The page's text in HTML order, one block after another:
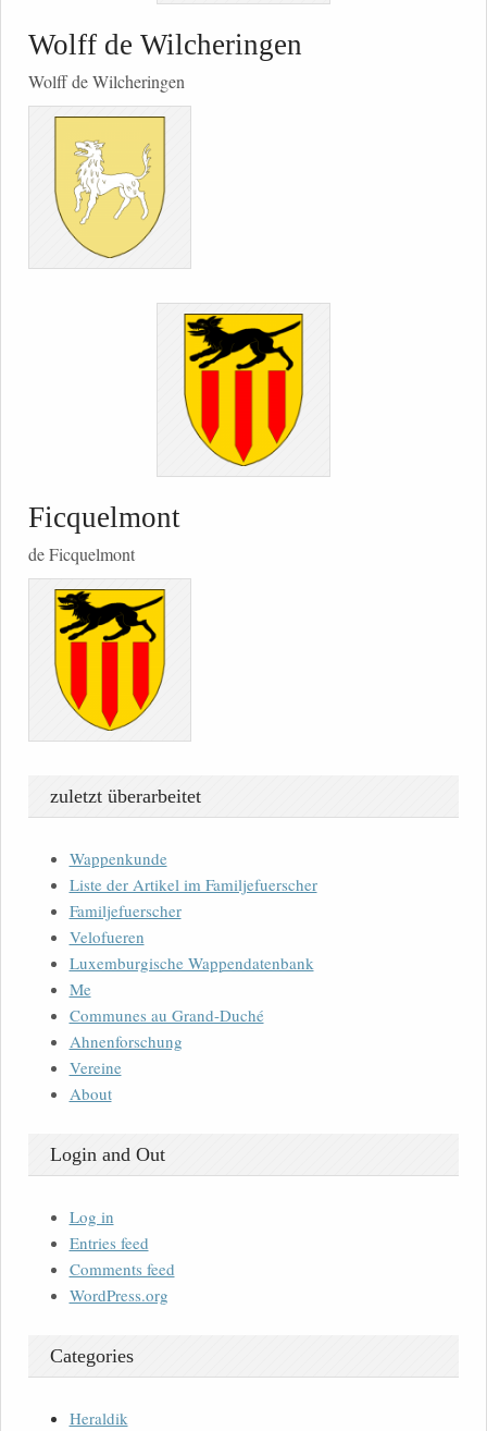
Wolff de Wilcheringen
Wolff de Wilcheringen
Ficquelmont
de Ficquelmont
zuletzt überarbeitet
Wappenkunde
Liste der Artikel im Familjefuerscher
Familjefuerscher
Velofueren
Luxemburgische Wappendatenbank
Me
Communes au Grand-Duché
Ahnenforschung
Vereine
About
Login and Out
Log in
Entries feed
Comments feed
WordPress.org
Categories
Heraldik